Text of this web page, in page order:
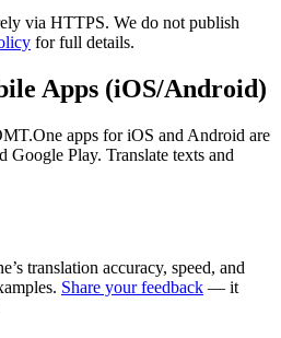
via HTTPS. We do not publish
for full details.
Apps (iOS/Android)
apps for iOS and Android are
Google Play. Translate texts and
translation accuracy, speed, and
Share your feedback — it